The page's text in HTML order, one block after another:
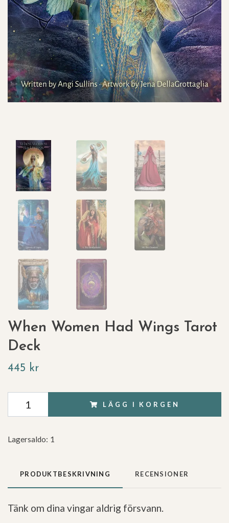
When Women Had Wings Tarot
Deck
445 kr
LÄGG I KORGEN
Lagersaldo: 1
PRODUKTBESKRIVNING RECENSIONER
Tänk om dina vingar aldrig försvann.